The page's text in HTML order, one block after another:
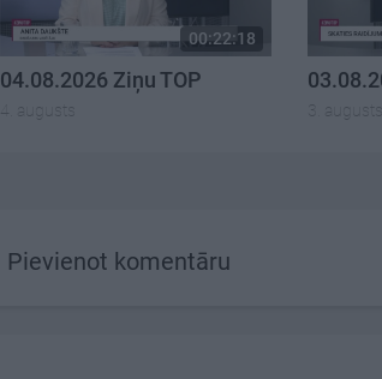
00:22:18
04.08.2026 Ziņu TOP
4. augusts 3. augusts
Pievienot komentāru